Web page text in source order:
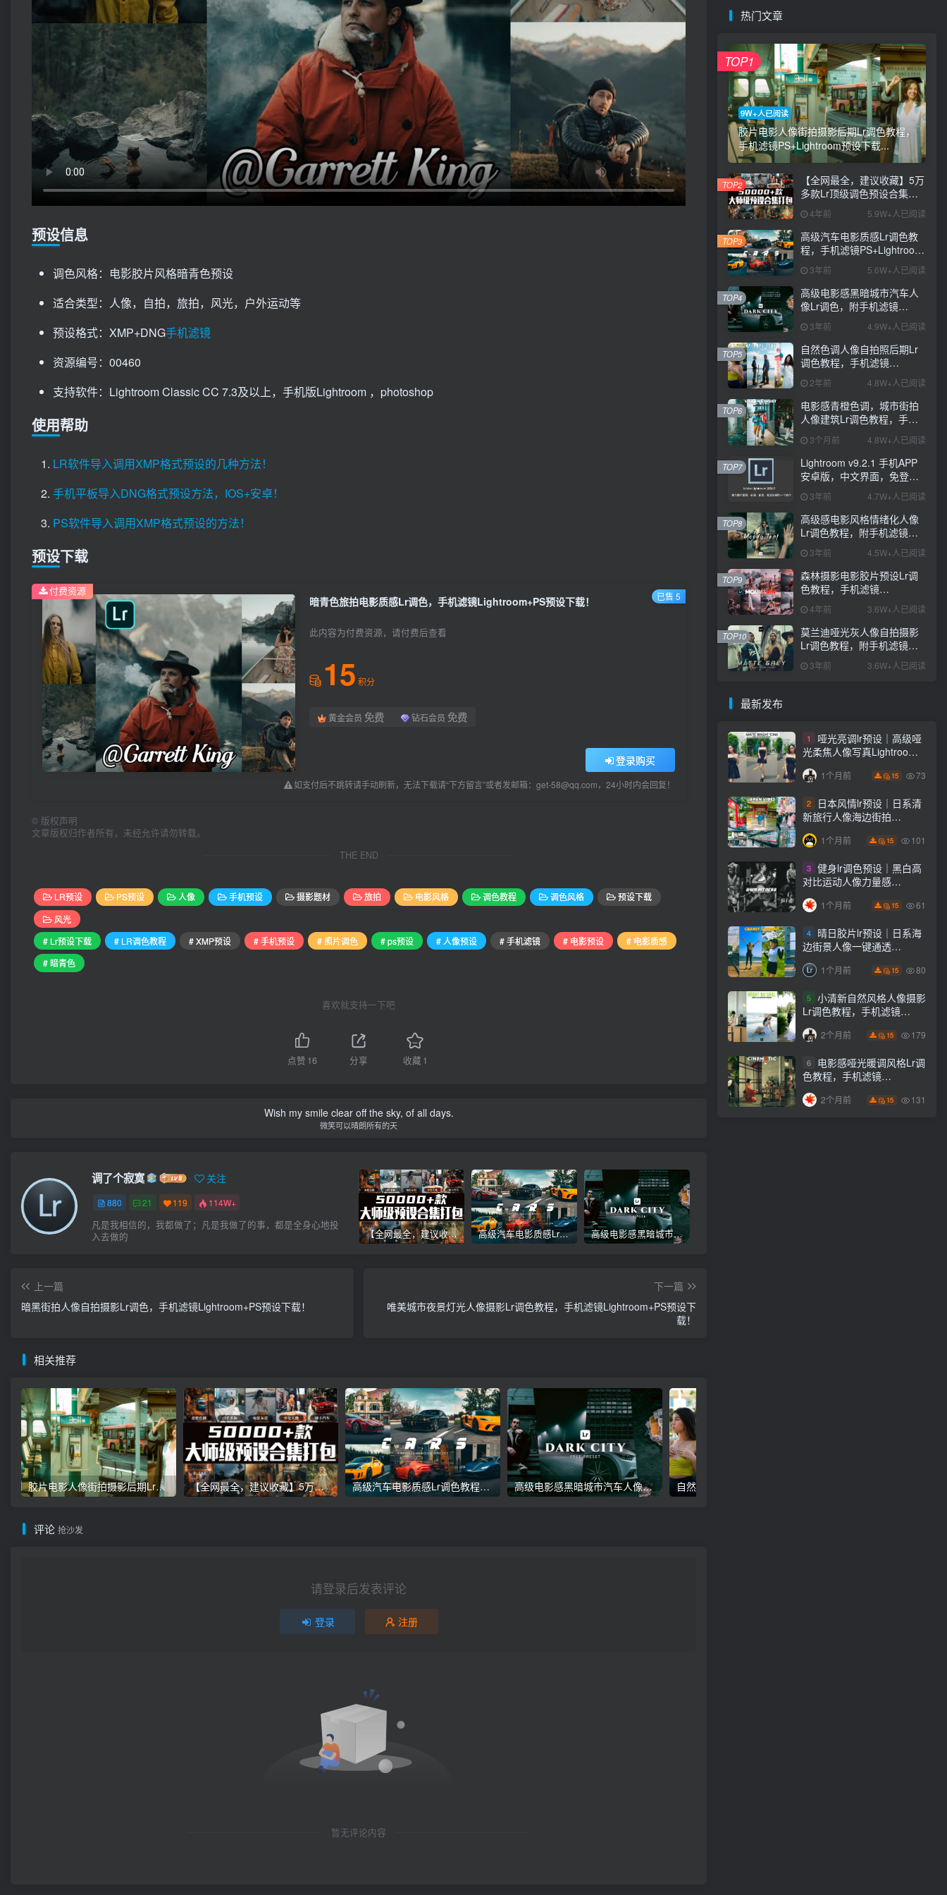
预设信息
调色风格：电影胶片风格暗青色预设
适合类型：人像，自拍，旅拍，风光，户外运动等
预设格式：XMP+DNG手机滤镜
资源编号：00460
支持软件：Lightroom Classic CC 7.3及以上，手机版Lightroom ，photoshop
使用帮助
LR软件导入调用XMP格式预设的几种方法！
手机平板导入DNG格式预设方法，IOS+安卓！
PS软件导入调用XMP格式预设的方法！
预设下载
暗青色旅拍电影质感Lr调色，手机滤镜Lightroom+PS预设下载！
此内容为付费资源，请付费后查看
15 积分
黄金会员 免费 钻石会员 免费
登录购买
如支付后不跳转请手动刷新，无法下载请“下方留言”或者发邮箱：get-58@qq.com，24小时内会回复！
付费资源 已售 5
© 版权声明
文章版权归作者所有，未经允许请勿转载。
THE END
LR预设 PS预设 人像 手机预设 摄影题材 旅拍 电影风格 调色教程 调色风格
预设下载
风光
# Lr预设下载
# LR调色教程 # XMP预设 # 手机预设 # 照片调色 # ps预设 # 人像预设 # 手机滤镜 # 电影预设
# 电影质感
# 暗青色
喜欢就支持一下吧
点赞 16 分享 收藏 1
Wish my smile clear off the sky, of all days.
微笑可以晴朗所有的天
调了个寂寞 关注
880 21 119 114W+
凡是我相信的，我都做了；凡是我做了的事，都是全身心地投
入去做的
【全网最全，建议收藏】5万多款Lr顶级调色预设合集，精心整理，分类清晰，摄影师调色师必备素材，够用一辈子！ 高级汽车电影质感Lr调色教程，手机滤镜PS+Lightroom预设下载！ 高级电影感黑暗城市汽车人像Lr调色，附手机滤镜PS+Lightroom预设下载！
上一篇
暗黑街拍人像自拍摄影Lr调色，手机滤镜Lightroom+PS预设下载！
下一篇
唯美城市夜景灯光人像摄影Lr调色教程，手机滤镜Lightroom+PS预设下
载！
相关推荐
胶片电影人像街拍摄影后期Lr调色教程，手机滤镜PS+Lightroom预设下载！ 【全网最全，建议收藏】5万多款Lr顶级调色预设合集，精心整理，分类清晰，摄影师调色师必备素材，够用一辈子！ 高级汽车电影质感Lr调色教程，手机滤镜PS+Lightroom预设下载！ 高级电影感黑暗城市汽车人像Lr调色，附手机滤镜PS+Lightroom预设下载！
评论 抢沙发
请登录后发表评论
登录 注册
暂无评论内容
热门文章
9W+人已阅读
胶片电影人像街拍摄影后期Lr调色教程，
手机滤镜PS+Lightroom预设下载...
TOP1
【全网最全，建议收藏】5万
多款Lr顶级调色预设合集，
精心整理，分类清晰，摄影
师调色师必备素材，够用一
辈子！
4年前 5.9W+人已阅读
TOP2
高级汽车电影质感Lr调色教
程，手机滤镜PS+Lightroom
预设下载！
3年前 5.6W+人已阅读
TOP3
高级电影感黑暗城市汽车人
像Lr调色，附手机滤镜
PS+Lightroom预设下载！
3年前 4.9W+人已阅读
TOP4
自然色调人像自拍照后期Lr
调色教程，手机滤镜
PS+Lightroom预设下载！
2年前 4.8W+人已阅读
TOP5
电影感青橙色调，城市街拍
人像建筑Lr调色教程，手机
滤镜PS+Lightroom预设下
载！3个月前 4.8W+人已阅读
TOP6
Lightroom v9.2.1 手机APP
安卓版，中文界面，免登录
直接激活破解版！
3年前 4.7W+人已阅读
TOP7
高级感电影风格情绪化人像
Lr调色教程，附手机滤镜
PS+Lightroom预设下载！
3年前 4.5W+人已阅读
TOP8
森林摄影电影胶片预设Lr调
色教程，手机滤镜
Lightroom+Ps预设下载！
4年前 3.6W+人已阅读
TOP9
莫兰迪哑光灰人像自拍摄影
Lr调色教程，附手机滤镜
PS+Lightroom预设下载！
3年前 3.6W+人已阅读
TOP10
最新发布
1
哑光亮调lr预设｜高级哑
光柔焦人像写真Lightroom
下载lr调色风格
1个月前 15 73
2
日本风情lr预设｜日系清
新旅行人像海边街拍
Lightroom下载lr调色风格
1个月前 15 101
3 健身lr调色预设｜黑白高
对比运动人像力量感
Lightroom下载lr预设风格
1个月前 15 61
4
晴日胶片lr预设｜日系海
边街景人像一键通透
Lightroom下载lr调色风格
1个月前 15 80
5 小清新自然风格人像摄影
Lr调色教程，手机滤镜
PS+Lightroom预设下载！
2个月前 15 179
6
电影感哑光暖调风格Lr调
色教程，手机滤镜
PS+Lightroom预设下载！
2个月前 15 131